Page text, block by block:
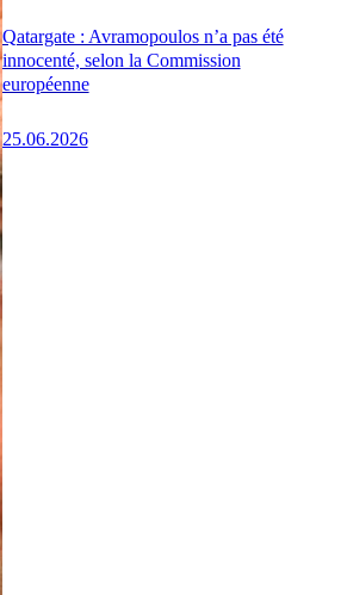
Qatargate : Avramopoulos n’a pas été
innocenté, selon la Commission
européenne
25.06.2026